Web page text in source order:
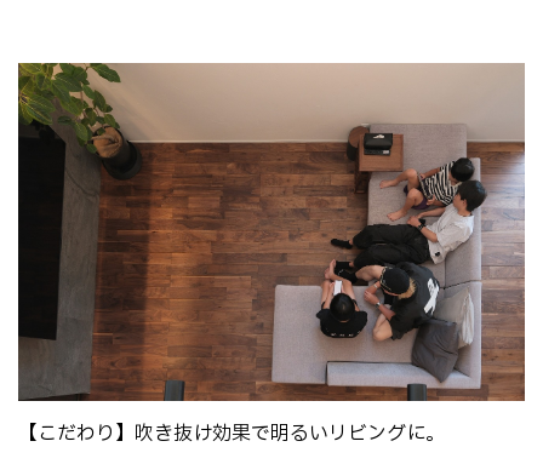
【こだわり】吹き抜け効果で明るいリビングに。